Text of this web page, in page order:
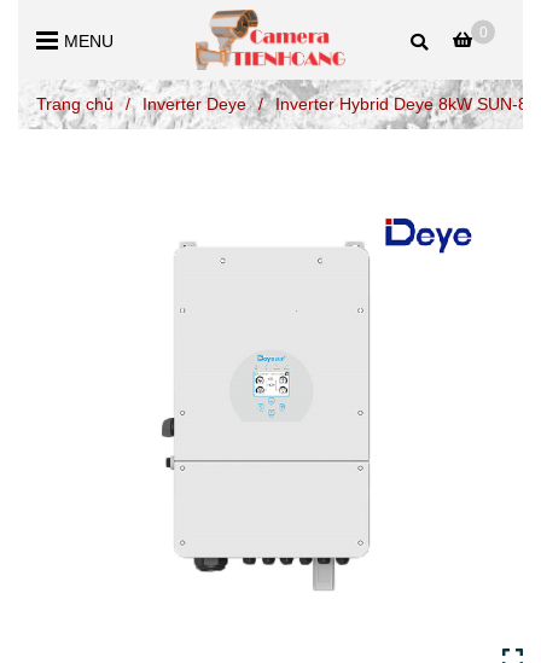
0
MENU
Trang chủ / Inverter Deye / Inverter Hybrid Deye 8kW SUN-